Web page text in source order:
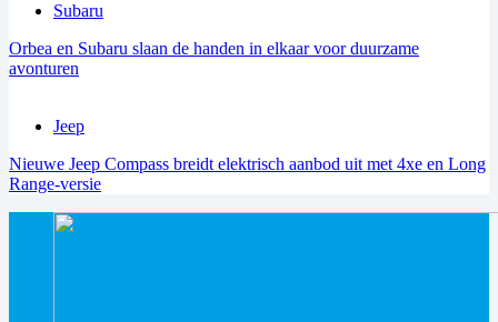
Subaru
Orbea en Subaru slaan de handen in elkaar voor duurzame
avonturen
Jeep
Nieuwe Jeep Compass breidt elektrisch aanbod uit met 4xe en Long
Range-versie